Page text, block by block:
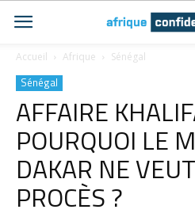
Accueil Afrique Sénégal
Sénégal
AFFAIRE
POURQUOI LE
DAKAR NE
PROCÈS ?